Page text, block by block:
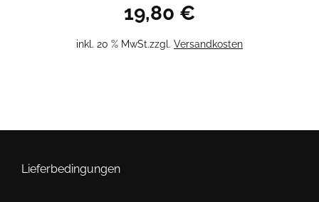
19,80 €
inkl. 20 % MwSt.zzgl. Versandkosten
Lieferbedingungen